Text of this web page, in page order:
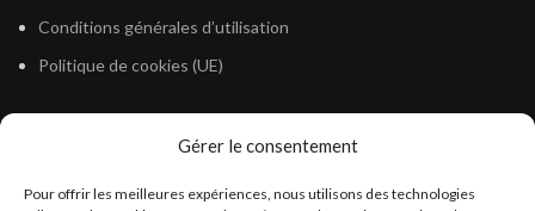
Gérer le consentement
Pour offrir les meilleures expériences, nous utilisons des technologies
Conditions générales d’utilisation
Politique de cookies (UE)
Législation Gasoil Fioul GNR